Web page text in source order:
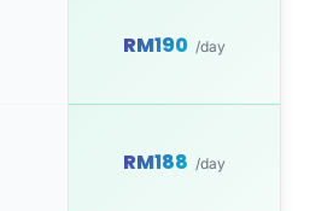
RM190 /day
RM188 /day